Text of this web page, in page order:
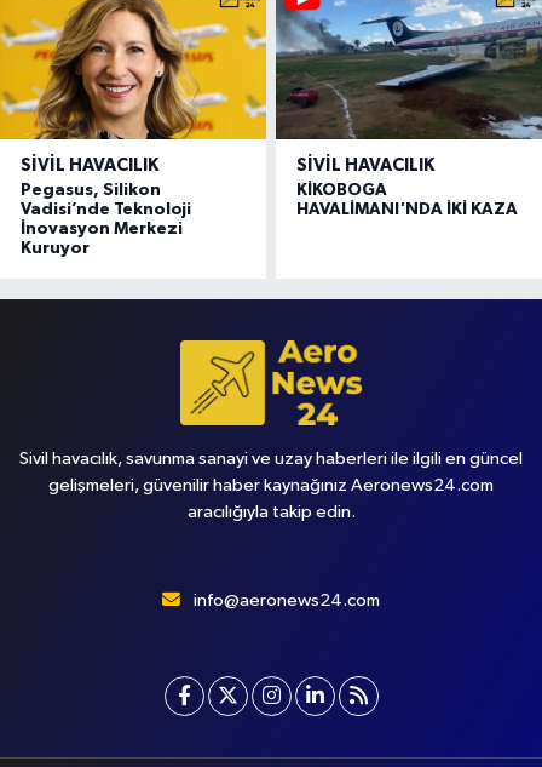
SIVIL HAVACILIK
Pegasus, Silikon
Vadisi’nde Teknoloji
İnovasyon Merkezi
Kuruyor
SIVIL HAVACILIK
KİKOBOGA
HAVALİMANI'NDA İKİ KAZA
Sivil havacılık, savunma sanayi ve uzay haberleri ile ilgili en güncel
gelişmeleri, güvenilir haber kaynağınız Aeronews24.com
aracılığıyla takip edin.
info@aeronews24.com